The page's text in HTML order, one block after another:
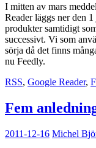
I mitten av mars
Reader läggs ner den
produkter samtidigt
successivt. Vi som
sörja då det finns
nu Feedly.
RSS, Google Reader,
Fem
2011-12-16 Michel